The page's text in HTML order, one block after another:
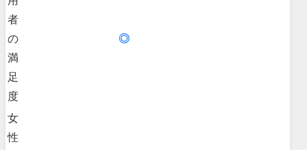
者
の
満
足
度
◎
女
性